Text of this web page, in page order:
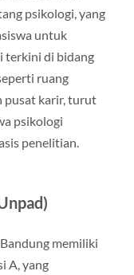
psikologi, yang
untuk
terkini di bidang
ruang
pusat karir, turut
psikologi
penelitian.
memiliki
A, yang